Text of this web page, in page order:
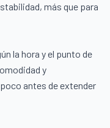
más que para
la hora y el punto de
y
antes de extender